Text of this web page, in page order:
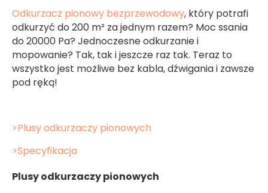
Odkurzacz pionowy bezprzewodowy, który potrafi
odkurzyć do 200 m² za jednym razem? Moc ssania
do 20000 Pa? Jednoczesne odkurzanie i
mopowanie? Tak, tak i jeszcze raz tak. Teraz to
wszystko jest możliwe bez kabla, dźwigania i zawsze
pod ręką!
>Plusy odkurzaczy pionowych
>Specyfikacja
Plusy odkurzaczy pionowych